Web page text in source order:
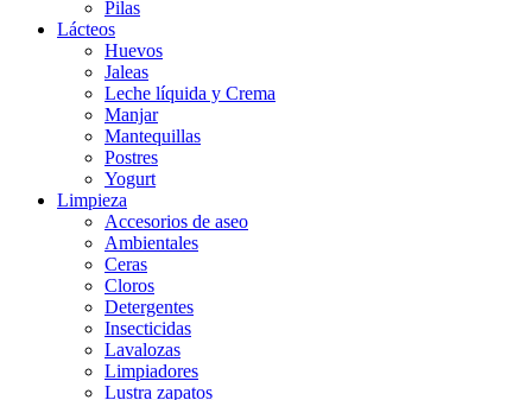
Pilas
Lácteos
Huevos
Jaleas
Leche líquida y Crema
Manjar
Mantequillas
Postres
Yogurt
Limpieza
Accesorios de aseo
Ambientales
Ceras
Cloros
Detergentes
Insecticidas
Lavalozas
Limpiadores
Lustra zapatos